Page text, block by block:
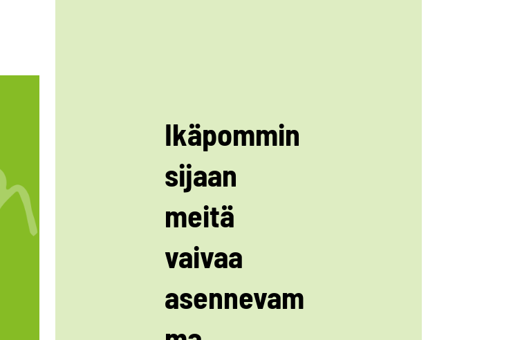
Ikäpommin
sijaan
meitä
vaivaa
asennevam